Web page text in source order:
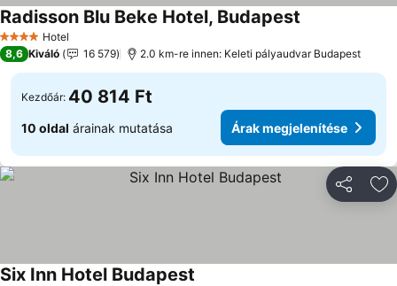
4 KategóriaHotel
Radisson Blu Beke Hotel, Budapest
8,6 Kiváló 16 579 2.0 km-re innen: Keleti pályaudvar Budapest
Kezdőár: 40 814 Ft
10 oldal árainak mutatása Árak megjelenítése
Six Inn Hotel Budapest